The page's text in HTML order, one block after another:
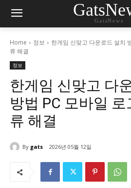
GatsNews
Home 정보
한게임 신맞고 다운로드 설치
류 해결
정보
한게임 신맞고 다
방법 PC 모바일
류 해결
By gats 2026년 05월 12일